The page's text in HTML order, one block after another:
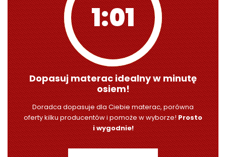
1:00
Dopasuj materac idealny w minutę
osiem!
Doradca dopasuje dla Ciebie materac, porówna
oferty kilku producentów i pomoże w wyborze!Prosto
i wygodnie!